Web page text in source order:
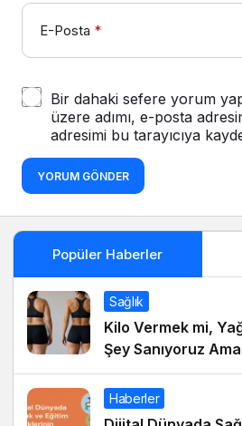
E-Posta *
Bir dahaki sefere yorum
üzere adımı, e-posta
adresimi bu tarayıcıya
YORUM GÖNDER
Popüler Haberler
Sağlık
Kilo Vermek mi,
Şey Sanıyoruz
Haberler